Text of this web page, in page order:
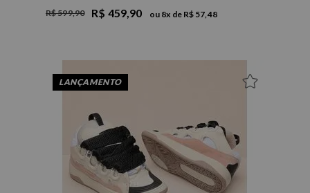
R$ 599,90 R$ 459,90 ou 8x de R$ 57,48
LANÇAMENTO